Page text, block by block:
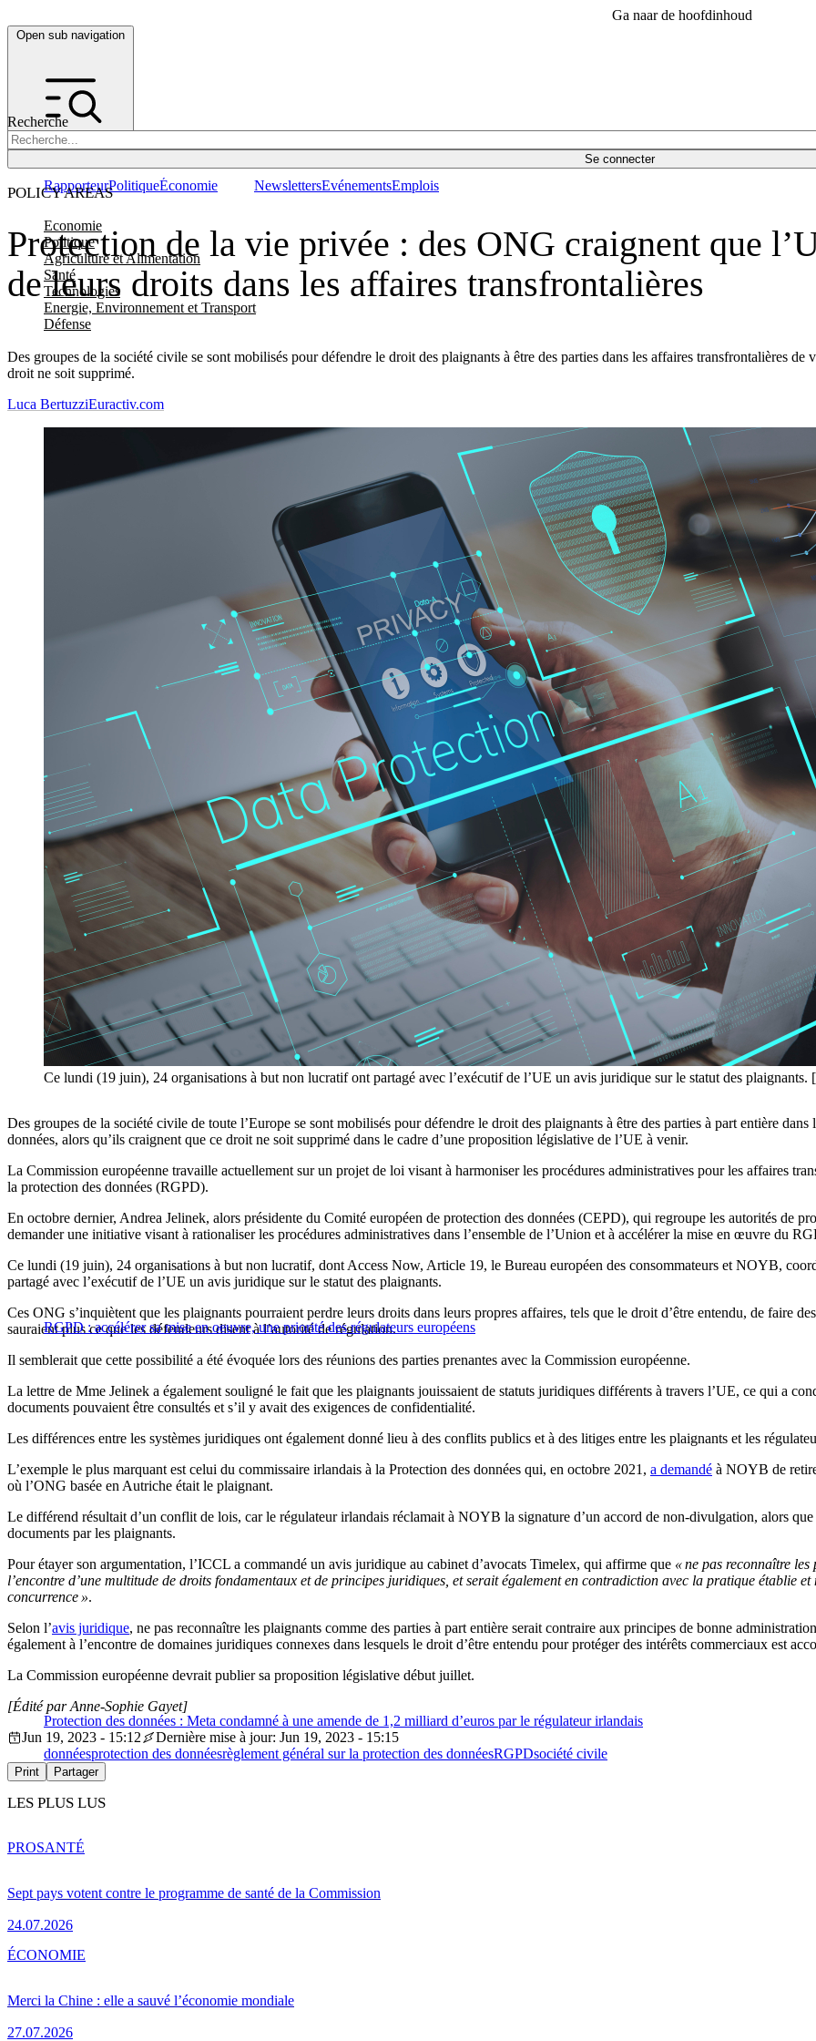
Ga naar de hoofdinhoud
Open sub navigation
Recherche
Se connecter
POLICY AREAS
Economie
Politique
Agriculture et Alimentation
Santé
Technologies
Energie, Environnement et Transport
Défense
RapporteurPolitiqueÉconomie NewslettersEvénementsEmplois
Protection de la vie privée : des ONG craignent que
de leurs droits dans les affaires transfrontalières
Des groupes de la société civile se sont mobilisés pour défendre le droit des plaignants à être des parties dans les affaires transfrontalières
droit ne soit supprimé.
Luca BertuzziEuractiv.com
Ce lundi (19 juin), 24 organisations à but non lucratif ont partagé avec l’exécutif de l’UE un avis juridique sur le statut des
Des groupes de la société civile de toute l’Europe se sont mobilisés pour défendre le droit des plaignants à être des parties à part entière
données, alors qu’ils craignent que ce droit ne soit supprimé dans le cadre d’une proposition législative de l’UE à venir.
La Commission européenne travaille actuellement sur un projet de loi visant à harmoniser les procédures administratives pour les affaires
la protection des données (RGPD).
En octobre dernier, Andrea Jelinek, alors présidente du Comité européen de protection des données (CEPD), qui regroupe les autorités de
demander une initiative visant à rationaliser les procédures administratives dans l’ensemble de l’Union et à accélérer la mise en œuvre du
Ce lundi (19 juin), 24 organisations à but non lucratif, dont Access Now, Article 19, le Bureau européen des consommateurs et NOYB,
partagé avec l’exécutif de l’UE un avis juridique sur le statut des plaignants.
RGPD : accélérer sa mise en oeuvre, une priorité des régulateurs européens
Ces ONG s’inquiètent que les plaignants pourraient perdre leurs droits dans leurs propres affaires, tels que le droit d’être entendu, de faire
sauraient plus ce que les défendeurs disent à l’autorité de régulation.
Il semblerait que cette possibilité a été évoquée lors des réunions des parties prenantes avec la Commission européenne.
La lettre de Mme Jelinek a également souligné le fait que les plaignants jouissaient de statuts juridiques différents à travers l’UE, ce qui a
documents pouvaient être consultés et s’il y avait des exigences de confidentialité.
Les différences entre les systèmes juridiques ont également donné lieu à des conflits publics et à des litiges entre les plaignants et les
L’exemple le plus marquant est celui du commissaire irlandais à la Protection des données qui, en octobre 2021, a demandé à NOYB de
où l’ONG basée en Autriche était le plaignant.
Le différend résultait d’un conflit de lois, car le régulateur irlandais réclamait à NOYB la signature d’un accord de non-divulgation, alors
documents par les plaignants.
Pour étayer son argumentation, l’ICCL a commandé un avis juridique au cabinet d’avocats Timelex, qui affirme que « ne pas reconnaître
l’encontre d’une multitude de droits fondamentaux et de principes juridiques, et serait également en contradiction avec la pratique établie
concurrence ».
Selon l’avis juridique, ne pas reconnaître les plaignants comme des parties à part entière serait contraire aux principes de bonne
également à l’encontre de domaines juridiques connexes dans lesquels le droit d’être entendu pour protéger des intérêts commerciaux est
La Commission européenne devrait publier sa proposition législative début juillet.
Protection des données : Meta condamné à une amende de 1,2 milliard d’euros par le régulateur irlandais
[Édité par Anne-Sophie Gayet]
Jun 19, 2023 - 15:12
Dernière mise à jour: Jun 19, 2023 - 15:15
donnéesprotection des donnéesrèglement général sur la protection des donnéesRGPDsociété civile
Print Partager
LES PLUS LUS
Sept pays votent contre le programme de santé de la Commission
24.07.2026
PROSANTÉ
Merci la Chine : elle a sauvé l’économie mondiale
27.07.2026
ÉCONOMIE